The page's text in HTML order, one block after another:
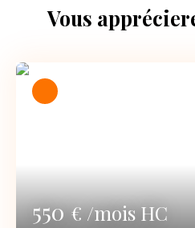
Vous
550€ /mois HC